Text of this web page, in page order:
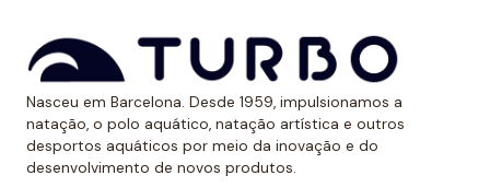
isso recomendamos ir um tamanho maior do que o
habitual. No caso de compará-lo com o fato de banho
de alça larga Turbo, sugerimos optar por um tamanho
menor, já que eles são um pouco maiores.
Nasceu em Barcelona. Desde 1959, impulsionamos a
natação, o polo aquático, natação artística e outros
desportos aquáticos por meio da inovação e do
desenvolvimento de novos produtos.